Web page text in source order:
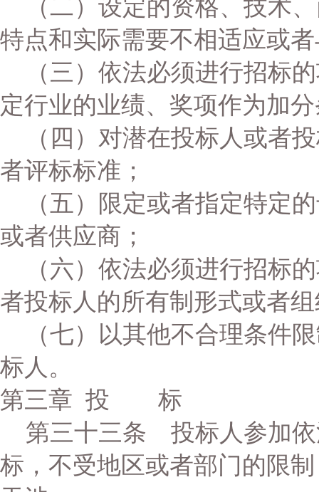
（二）设定的资格、技术
特点和实际需要不相适应或
（三）依法必须进行招标
定行业的业绩、奖项作为加
（四）对潜在投标人或者
者评标标准；
（五）限定或者指定特定
或者供应商；
（六）依法必须进行招标
者投标人的所有制形式或者
（七）以其他不合理条件
标人。
第三章 投 标
第三十三条 投标人参加依
标，不受地区或者部门的限